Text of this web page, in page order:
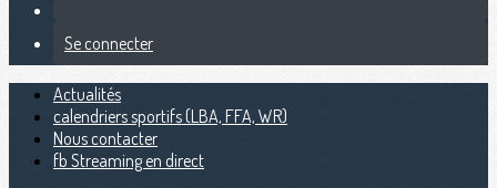
Se connecter
Actualités
calendriers sportifs (LBA, FFA, WR)
Nous contacter
fb Streaming en direct